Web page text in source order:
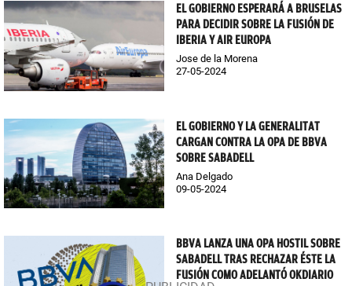
EL GOBIERNO ESPERARÁ A BRUSELAS
PARA DECIDIR SOBRE LA FUSIÓN DE
IBERIA Y AIR EUROPA
Jose de la Morena
27-05-2024
EL GOBIERNO Y LA GENERALITAT
CARGAN CONTRA LA OPA DE BBVA
SOBRE SABADELL
Ana Delgado
09-05-2024
BBVA LANZA UNA OPA HOSTIL SOBRE
SABADELL TRAS RECHAZAR ÉSTE LA
FUSIÓN COMO ADELANTÓ OKDIARIO